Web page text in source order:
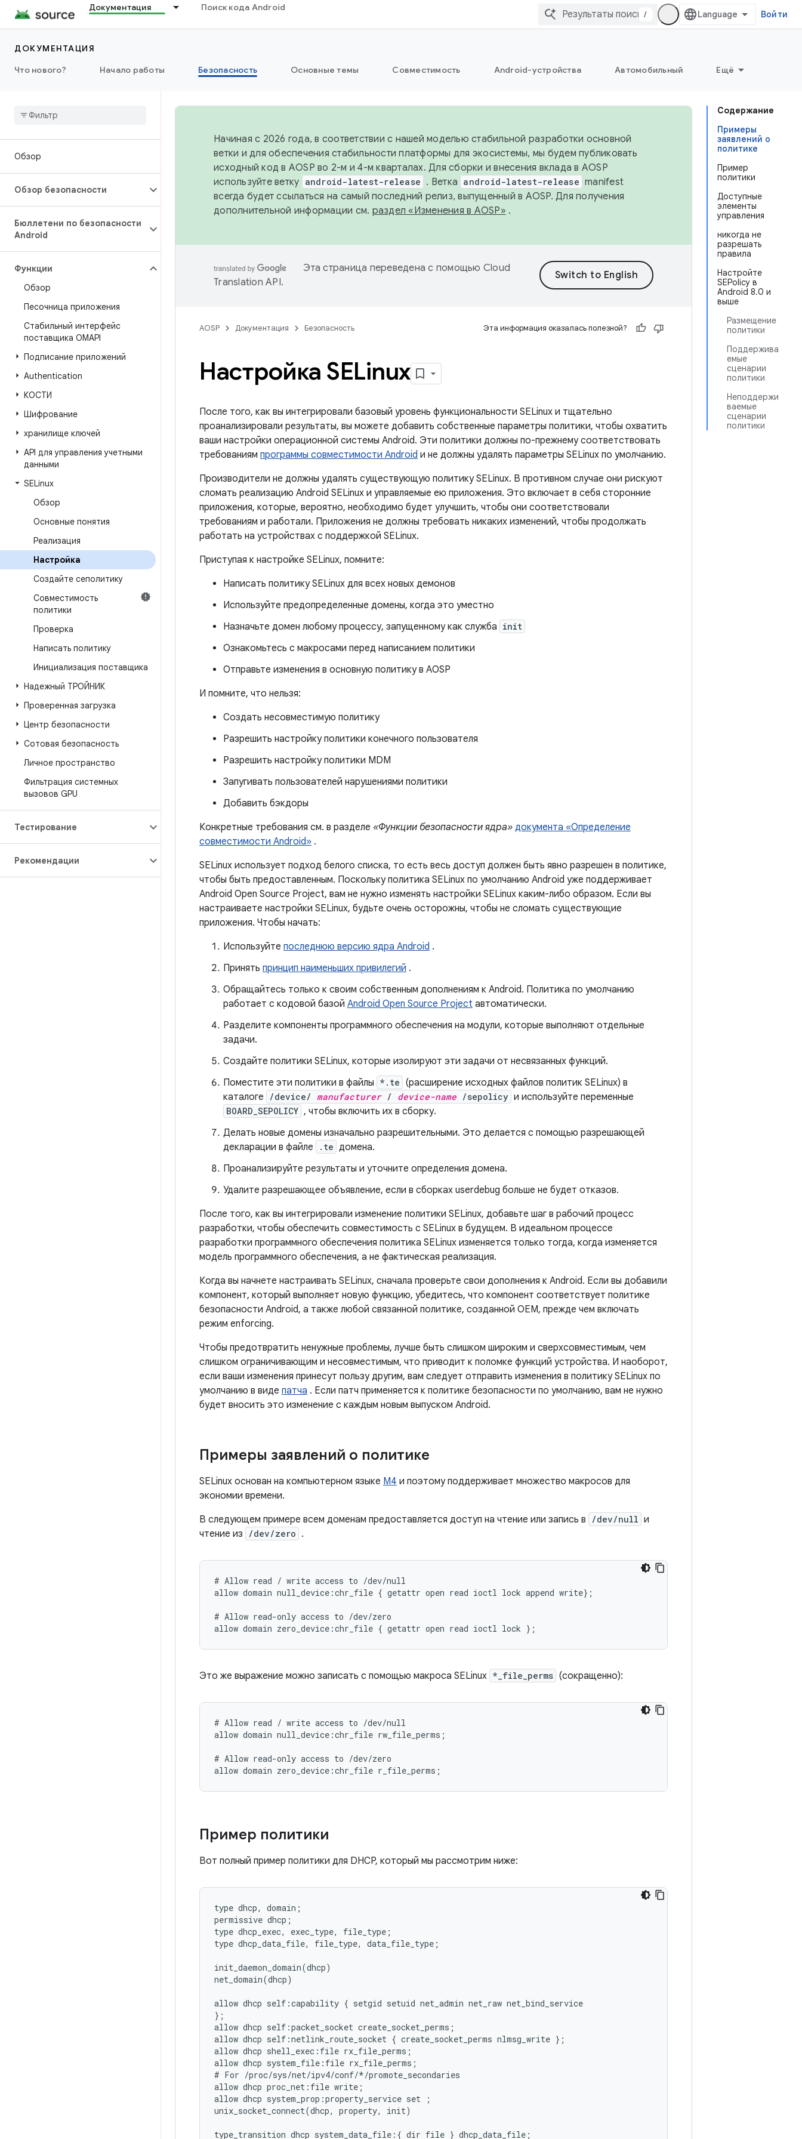
Документация Поиск кода Android
/ Войти
ДОКУМЕНТАЦИЯ
Что нового?
Начало работы Безопасность Основные темы Совместимость Android-устройства Автомобильный Ещё
Обзор
Обзор безопасности
Бюллетени по безопасности
Android
Функции
Обзор
Песочница приложения
Стабильный интерфейс
поставщика OMAPI
Подписание приложений
Authentication
КОСТИ
Шифрование
хранилище ключей
API для управления учетными
данными
SELinux
Обзор
Основные понятия
Реализация
Настройка
Создайте сеполитику
Совместимость
политики
Проверка
Написать политику
Инициализация поставщика
Надежный ТРОЙНИК
Проверенная загрузка
Центр безопасности
Сотовая безопасность
Личное пространство
Фильтрация системных
вызовов GPU
Тестирование
Рекомендации
Содержание
Примеры
заявлений о
политике
Пример
политики
Доступные
элементы
управления
никогда не
разрешать
правила
Настройте
SEPolicy в
Android 8.0 и
выше
Размещение
политики
Поддержива
емые
сценарии
политики
Неподдержи
ваемые
сценарии
политики
Начиная с 2026 года, в соответствии с нашей моделью стабильной разработки основной
ветки и для обеспечения стабильности платформы для экосистемы, мы будем публиковать
исходный код в AOSP во 2-м и 4-м кварталах. Для сборки и внесения вклада в AOSP
используйте ветку android-latest-release . Ветка android-latest-release manifest
всегда будет ссылаться на самый последний релиз, выпущенный в AOSP. Для получения
дополнительной информации см. раздел «Изменения в AOSP» .
Эта страница переведена с помощью Cloud
Translation API.
AOSP Документация Безопасность Эта информация оказалась полезной?
Настройка SELinux
После того, как вы интегрировали базовый уровень функциональности SELinux и тщательно
проанализировали результаты, вы можете добавить собственные параметры политики, чтобы охватить
ваши настройки операционной системы Android. Эти политики должны по-прежнему соответствовать
требованиям программы совместимости Android и не должны удалять параметры SELinux по умолчанию.
Производители не должны удалять существующую политику SELinux. В противном случае они рискуют
сломать реализацию Android SELinux и управляемые ею приложения. Это включает в себя сторонние
приложения, которые, вероятно, необходимо будет улучшить, чтобы они соответствовали
требованиям и работали. Приложения не должны требовать никаких изменений, чтобы продолжать
работать на устройствах с поддержкой SELinux.
Приступая к настройке SELinux, помните:
Написать политику SELinux для всех новых демонов
Используйте предопределенные домены, когда это уместно
Назначьте домен любому процессу, запущенному как служба init
Ознакомьтесь с макросами перед написанием политики
Отправьте изменения в основную политику в AOSP
И помните, что нельзя:
Создать несовместимую политику
Разрешить настройку политики конечного пользователя
Разрешить настройку политики MDM
Запугивать пользователей нарушениями политики
Добавить бэкдоры
Конкретные требования см. в разделе «Функции безопасности ядра» документа «Определение
совместимости Android» .
SELinux использует подход белого списка, то есть весь доступ должен быть явно разрешен в политике,
чтобы быть предоставленным. Поскольку политика SELinux по умолчанию Android уже поддерживает
Android Open Source Project, вам не нужно изменять настройки SELinux каким-либо образом. Если вы
настраиваете настройки SELinux, будьте очень осторожны, чтобы не сломать существующие
приложения. Чтобы начать:
Используйте последнюю версию ядра Android .
Принять принцип наименьших привилегий .
Обращайтесь только к своим собственным дополнениям к Android. Политика по умолчанию
работает с кодовой базой Android Open Source Project автоматически.
Разделите компоненты программного обеспечения на модули, которые выполняют отдельные
задачи.
Создайте политики SELinux, которые изолируют эти задачи от несвязанных функций.
Поместите эти политики в файлы *.te (расширение исходных файлов политик SELinux) в
каталоге
/device/ manufacturer/ device-name /sepolicy и используйте переменные
BOARD_SEPOLICY , чтобы включить их в сборку.
Делать новые домены изначально разрешительными. Это делается с помощью разрешающей
декларации в файле
.te домена.
Проанализируйте результаты и уточните определения домена.
Удалите разрешающее объявление, если в сборках userdebug больше не будет отказов.
После того, как вы интегрировали изменение политики SELinux, добавьте шаг в рабочий процесс
разработки, чтобы обеспечить совместимость с SELinux в будущем. В идеальном процессе
разработки программного обеспечения политика SELinux изменяется только тогда, когда изменяется
модель программного обеспечения, а не фактическая реализация.
Когда вы начнете настраивать SELinux, сначала проверьте свои дополнения к Android. Если вы добавили
компонент, который выполняет новую функцию, убедитесь, что компонент соответствует политике
безопасности Android, а также любой связанной политике, созданной OEM, прежде чем включать
режим enforcing.
Чтобы предотвратить ненужные проблемы, лучше быть слишком широким и сверхсовместимым, чем
слишком ограничивающим и несовместимым, что приводит к поломке функций устройства. И наоборот,
если ваши изменения принесут пользу другим, вам следует отправить изменения в политику SELinux по
умолчанию в виде патча . Если патч применяется к политике безопасности по умолчанию, вам не нужно
будет вносить это изменение с каждым новым выпуском Android.
Примеры заявлений о политике
SELinux основан на компьютерном языке M4 и поэтому поддерживает множество макросов для
экономии времени.
В следующем примере всем доменам предоставляется доступ на чтение или запись в
/dev/null и
чтение из
/dev/zero .
# Allow read / write access to /dev/null
allow domain null_device:chr_file { getattr open read ioctl lock append write};
# Allow read-only access to /dev/zero
Это же выражение можно записать с помощью макроса SELinux *_file_perms (сокращенно):
# Allow read / write access to /dev/null
allow domain null_device:chr_file rw_file_perms;
# Allow read-only access to /dev/zero
Пример политики
Вот полный пример политики для DHCP, который мы рассмотрим ниже:
type dhcp, domain;
permissive dhcp;
type dhcp_exec, exec_type, file_type;
type dhcp_data_file, file_type, data_file_type;
init_daemon_domain(dhcp)
net_domain(dhcp)
allow dhcp self:capability { setgid setuid net_admin net_raw net_bind_service
};
allow dhcp self:packet_socket create_socket_perms;
allow dhcp self:netlink_route_socket { create_socket_perms nlmsg_write };
allow dhcp shell_exec:file rx_file_perms;
allow dhcp system_file:file rx_file_perms;
# For /proc/sys/net/ipv4/conf/*/promote_secondaries
allow dhcp proc_net:file write;
allow dhcp system_prop:property_service set ;
unix_socket_connect(dhcp, property, init)
type_transition dhcp system_data_file:{ dir file } dhcp_data_file;